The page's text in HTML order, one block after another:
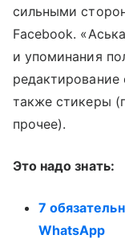
сильными
Facebook.
и упоминания
также стикеры
прочее).
Это надо знать:
7
WhatsApp